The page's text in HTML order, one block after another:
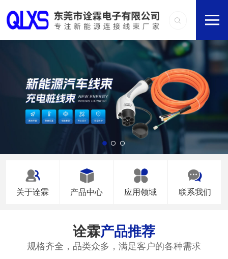
关于诠霖 产品中心 应用领域 联系我们
诠霖产品推荐
规格齐全，品类众多，满足客户的各种需求